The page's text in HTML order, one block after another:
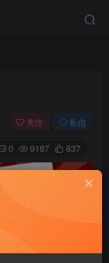
关注 私信
0 9187 637